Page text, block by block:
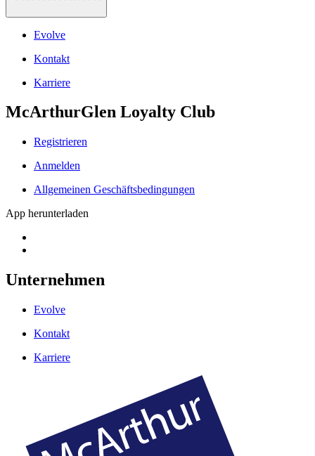
Evolve
Kontakt
Karriere
McArthurGlen Loyalty Club
Registrieren
Anmelden
Allgemeinen Geschäftsbedingungen
App herunterladen
Unternehmen
Evolve
Kontakt
Karriere